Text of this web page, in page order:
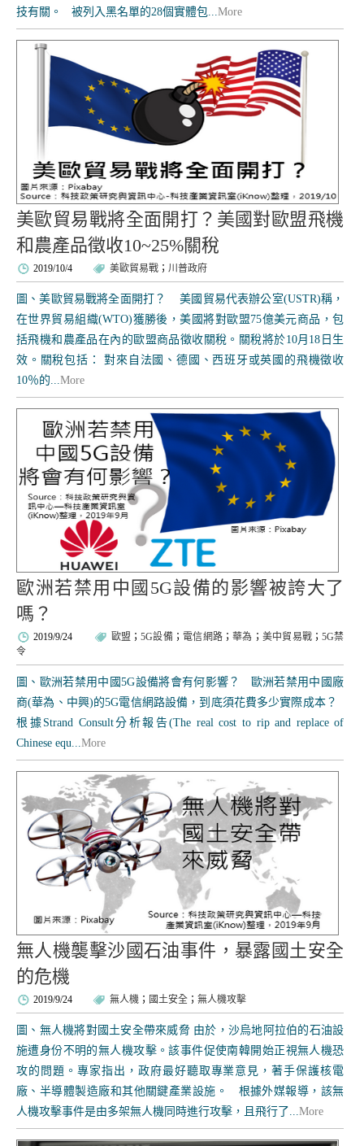
技有關。 被列入黑名單的28個實體包...More
美歐貿易戰將全面開打？美國對歐盟飛機
和農產品徵收10~25%關稅
2019/10/4 美歐貿易戰 ； 川普政府
圖、美歐貿易戰將全面開打？ 美國貿易代表辦公室(USTR)稱，
在世界貿易組織(WTO)獲勝後，美國將對歐盟75億美元商品，包
括飛機和農產品在內的歐盟商品徵收關稅。關稅將於10月18日生
效。關稅包括： 對來自法國、德國、西班牙或英國的飛機徵收
10％的...More
歐洲若禁用中國5G設備的影響被誇大了
嗎？
2019/9/24 歐盟 ；5G設備； 電信網路 ；華為 ； 美中貿易戰 ；5G禁
令
圖、歐洲若禁用中國5G設備將會有何影響？ 歐洲若禁用中國廠
商(華為、中興)的5G電信網路設備，到底須花費多少實際成本？
根據Strand Consult分析報告(The real cost to rip and replace of
Chinese equ...More
無人機襲擊沙國石油事件，暴露國土安全
的危機
2019/9/24 無人機 ； 國土安全 ； 無人機攻擊
圖、無人機將對國土安全帶來威脅 由於，沙烏地阿拉伯的石油設
施遭身份不明的無人機攻擊。該事件促使南韓開始正視無人機恐
攻的問題。專家指出，政府最好聽取專業意見，著手保護核電
廠、半導體製造廠和其他關鍵產業設施。 根據外媒報導，該無
人機攻擊事件是由多架無人機同時進行攻擊，且飛行了...More